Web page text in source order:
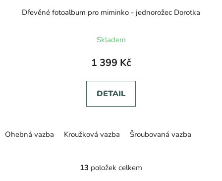
Dřevěné fotoalbum pro miminko - jednorožec Dorotka
Skladem
1 399 Kč
DETAIL
Ohebná vazba Kroužková vazba Šroubovaná vazba
O
13 položek celkem